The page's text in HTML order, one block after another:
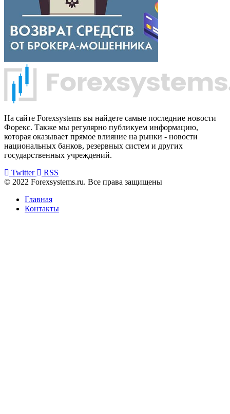
На сайте Forexsystems вы найдете самые последние новости
Форекс. Также мы регулярно публикуем информацию,
которая оказывает прямое влияние на рынки - новости
национальных банков, резервных систем и других
государственных учреждений.
Twitter
RSS
© 2022 Forexsystems.ru. Все права защищены
Главная
Контакты